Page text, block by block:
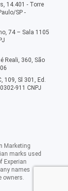
14.401 - Torre
SP -
74 – Sala 1105
Reali, 360, São
109, Sl 301, Ed.
911 CNPJ
Marketing
marks used
Experian
names
owners.